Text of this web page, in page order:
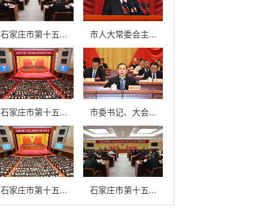
石家庄市第十五... 市人大常委会主...
石家庄市第十五... 市委书记、大会...
石家庄市第十五... 石家庄市第十五...